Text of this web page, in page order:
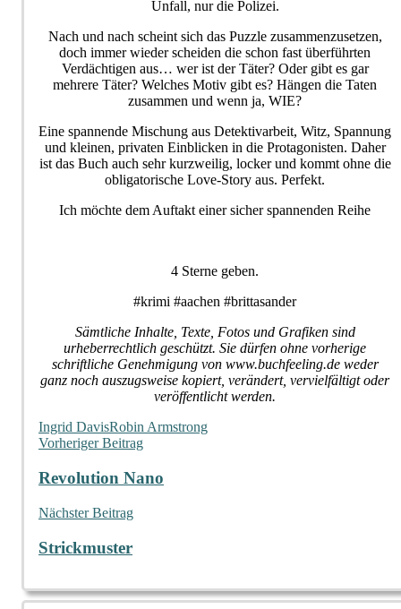
Unfall, nur die Polizei.
Nach und nach scheint sich das Puzzle zusammenzusetzen,
doch immer wieder scheiden die schon fast überführten
Verdächtigen aus… wer ist der Täter? Oder gibt es gar
mehrere Täter? Welches Motiv gibt es? Hängen die Taten
zusammen und wenn ja, WIE?
Eine spannende Mischung aus Detektivarbeit, Witz, Spannung
und kleinen, privaten Einblicken in die Protagonisten. Daher
ist das Buch auch sehr kurzweilig, locker und kommt ohne die
obligatorische Love-Story aus. Perfekt.
Ich möchte dem Auftakt einer sicher spannenden Reihe
4 Sterne geben.
#krimi #aachen #brittasander
Sämtliche Inhalte, Texte, Fotos und Grafiken sind
urheberrechtlich geschützt. Sie dürfen ohne vorherige
schriftliche Genehmigung von www.buchfeeling.de weder
ganz noch auszugsweise kopiert, verändert, vervielfältigt oder
veröffentlicht werden.
Ingrid DavisRobin Armstrong
Beitragsnavigation
Vorheriger Beitrag
Revolution Nano
Nächster Beitrag
Strickmuster